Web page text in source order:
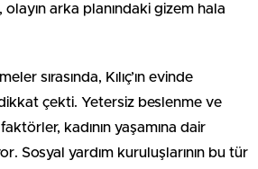
arka planındaki gizem hala
sırasında, Kılıç’ın evinde
çekti. Yetersiz beslenme ve
kadının yaşamına dair
Sosyal yardım kuruluşlarının bu tür